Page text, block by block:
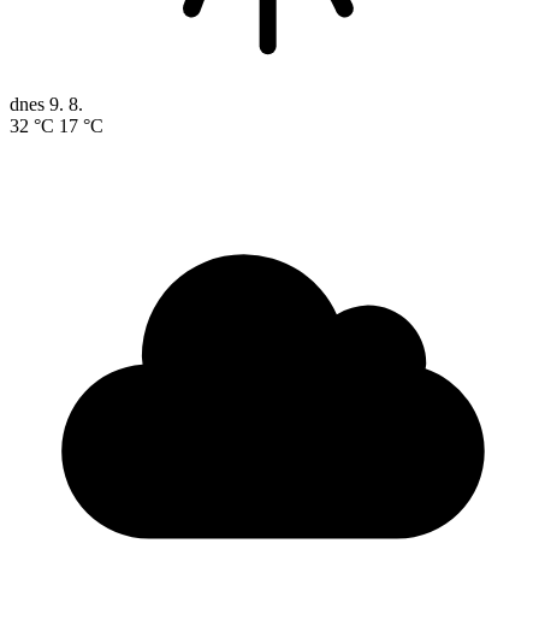
dnes 9. 8.
32 °C 17 °C